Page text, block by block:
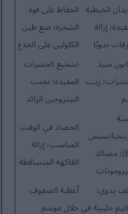
الخيطية
إزالة
يدويًا
الحفاظ على قوة
الشجرة؛ ضع طين
الكاولين على الجذع
مبيد
زيت
تشجيع الحشرات
المفيدة؛ تجنب
النيتروجين الزائد
(Bt)؛ مصائد
الحصاد في الوقت
المناسب؛ إزالة
الفاكهة المتساقطة
يدوي؛
حليبية في
أغطية الصفوف
خلال موسم